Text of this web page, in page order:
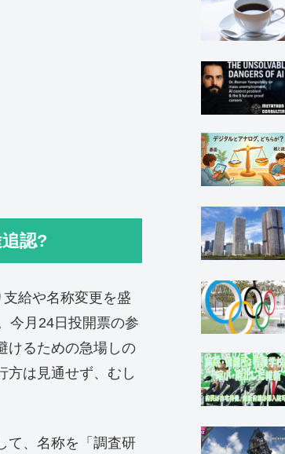
認?
給や名称変更を盛
今月24日投開票の参
けるための急場しの
方は見通せず、むし
て、名称を「調査研